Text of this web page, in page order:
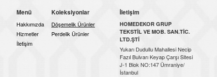
Menü
Hakkımızda
Hizmetler
İletişim
Koleksiyonlar
Döşemelik Ürünler
Perdelik Ürünler
İletişim
HOMEDEKOR GRUP
TEKSTİL VE MOB. SAN.TİC.
LTD.ŞTİ
Yukarı Dudullu Mahallesi Necip
Fazıl Bulvarı Keyap Çarşı Sitesi
J-1 Blok NO:147 Ümraniye/
İstanbul